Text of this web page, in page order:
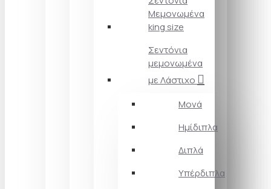
Μεμονωμένα
king size
Σεντόνια
μεμονωμένα
με Λάστιχο
Μονά
Ημίδιπλα
Διπλά
Υπέρδιπλα